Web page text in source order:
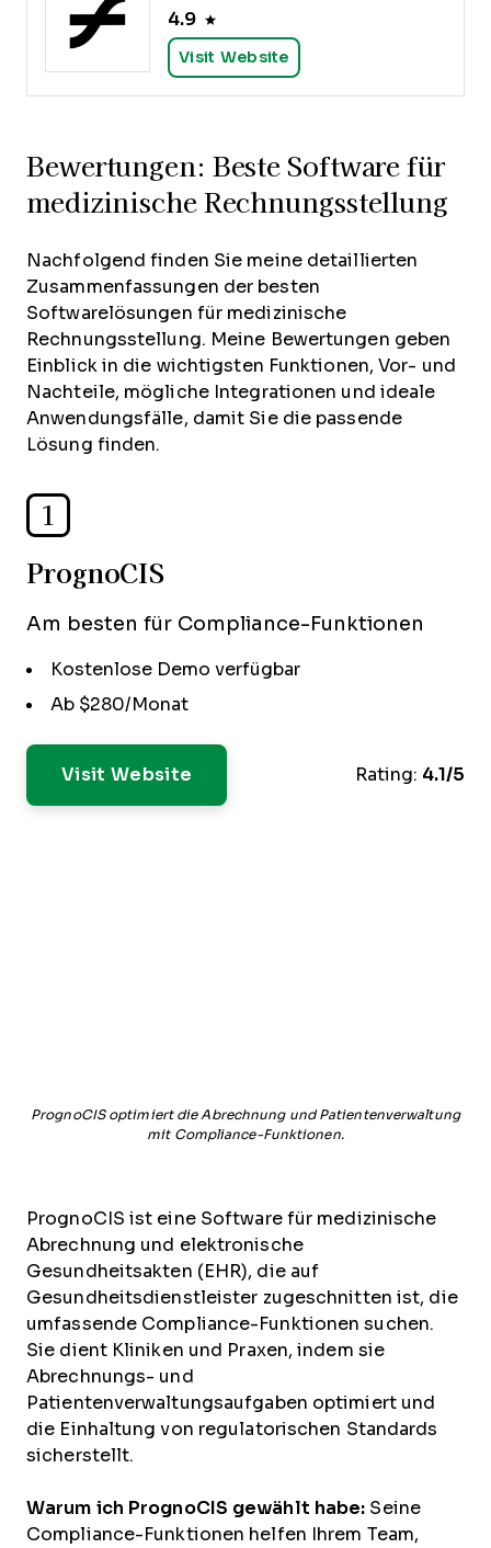
4.9
Visit Website
Bewertungen: Beste Software für
medizinische Rechnungsstellung
Nachfolgend finden Sie meine detaillierten
Zusammenfassungen der besten
Softwarelösungen für medizinische
Rechnungsstellung. Meine Bewertungen geben
Einblick in die wichtigsten Funktionen, Vor- und
Nachteile, mögliche Integrationen und ideale
Anwendungsfälle, damit Sie die passende
Lösung finden.
1
PrognoCIS
Am besten für Compliance-Funktionen
Kostenlose Demo verfügbar
Ab $280/Monat
Visit Website Rating: 4.1/5
PrognoCIS optimiert die Abrechnung und Patientenverwaltung
mit Compliance-Funktionen.
PrognoCIS ist eine Software für medizinische
Abrechnung und elektronische
Gesundheitsakten (EHR), die auf
Gesundheitsdienstleister zugeschnitten ist, die
umfassende Compliance-Funktionen suchen.
Sie dient Kliniken und Praxen, indem sie
Abrechnungs- und
Patientenverwaltungsaufgaben optimiert und
die Einhaltung von regulatorischen Standards
sicherstellt.
Warum ich PrognoCIS gewählt habe: Seine
Compliance-Funktionen helfen Ihrem Team,